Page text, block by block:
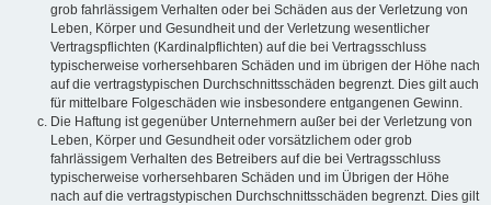
grob fahrlässigem Verhalten oder bei Schäden aus der Verletzung von
Leben, Körper und Gesundheit und der Verletzung wesentlicher
Vertragspflichten (Kardinalpflichten) auf die bei Vertragsschluss
typischerweise vorhersehbaren Schäden und im übrigen der Höhe nach
auf die vertragstypischen Durchschnittsschäden begrenzt. Dies gilt auch
für mittelbare Folgeschäden wie insbesondere entgangenen Gewinn.
Die Haftung ist gegenüber Unternehmern außer bei der Verletzung von
Leben, Körper und Gesundheit oder vorsätzlichem oder grob
fahrlässigem Verhalten des Betreibers auf die bei Vertragsschluss
typischerweise vorhersehbaren Schäden und im Übrigen der Höhe
nach auf die vertragstypischen Durchschnittsschäden begrenzt. Dies gilt